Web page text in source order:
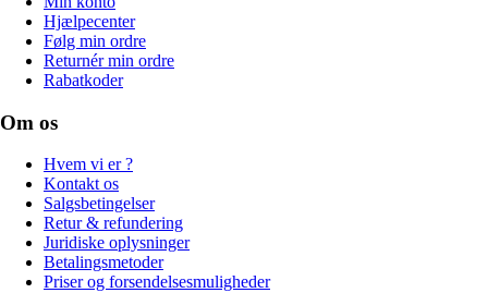
Hjælpecenter
Følg min ordre
Returnér min ordre
Rabatkoder
Om os
Hvem vi er ?
Kontakt os
Salgsbetingelser
Retur & refundering
Juridiske oplysninger
Betalingsmetoder
Priser og forsendelsesmuligheder